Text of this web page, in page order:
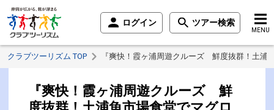
ログイン ツアー検索
MENU
クラブツーリズム TOP 『爽快！霞ヶ浦周遊クルーズ 鮮度抜群！土浦
『爽快！霞ヶ浦周遊クルーズ 鮮